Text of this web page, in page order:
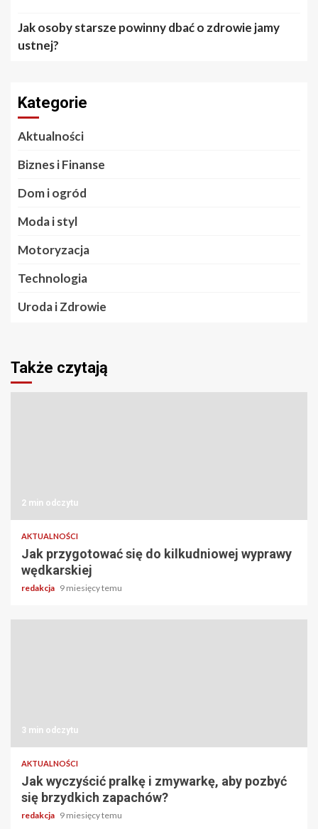
Jak osoby starsze powinny dbać o zdrowie jamy
ustnej?
Kategorie
Aktualności
Biznes i Finanse
Dom i ogród
Moda i styl
Motoryzacja
Technologia
Uroda i Zdrowie
Także czytają
2 min odczytu
AKTUALNOŚCI
Jak przygotować się do kilkudniowej wyprawy
wędkarskiej
redakcja 9 miesięcy temu
3 min odczytu
AKTUALNOŚCI
Jak wyczyścić pralkę i zmywarkę, aby pozbyć
się brzydkich zapachów?
redakcja 9 miesięcy temu